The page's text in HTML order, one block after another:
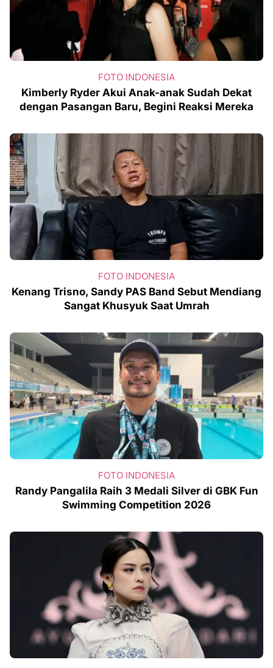
FOTO INDONESIA
Kimberly Ryder Akui Anak-anak Sudah Dekat
dengan Pasangan Baru, Begini Reaksi Mereka
FOTO INDONESIA
Kenang Trisno, Sandy PAS Band Sebut Mendiang
Sangat Khusyuk Saat Umrah
FOTO INDONESIA
Randy Pangalila Raih 3 Medali Silver di GBK Fun
Swimming Competition 2026